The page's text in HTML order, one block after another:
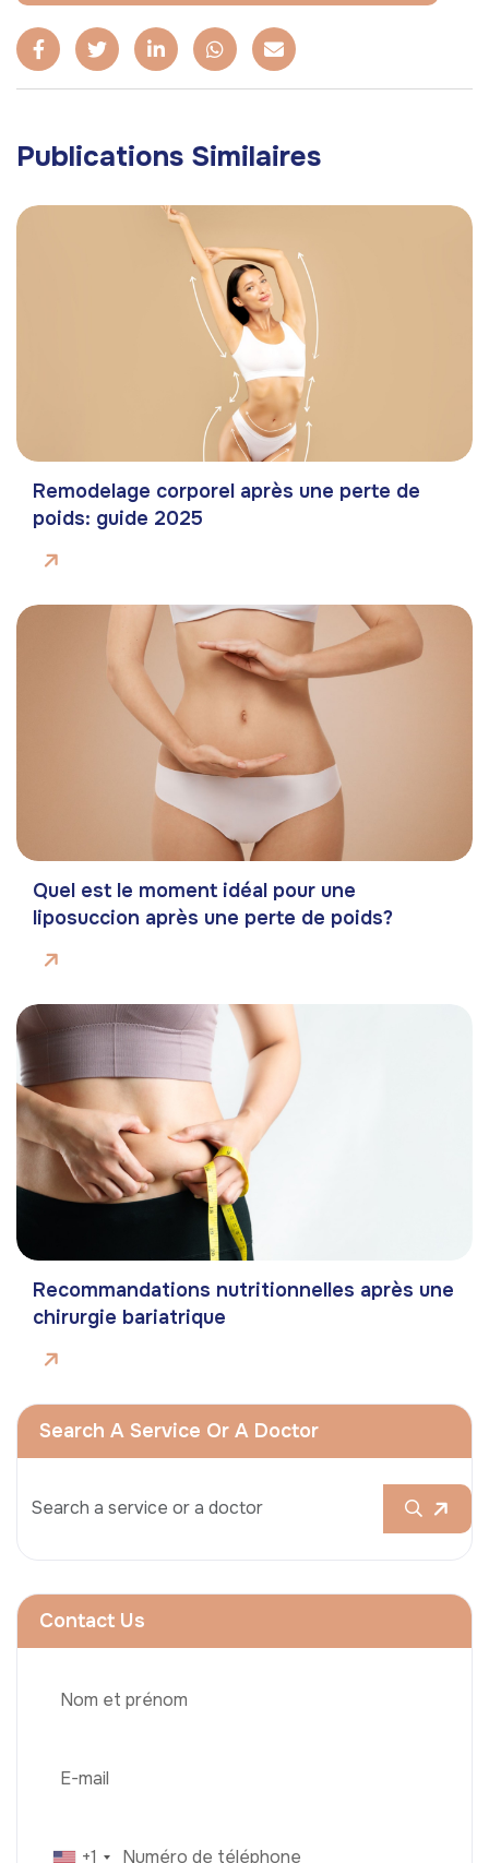
Publications Similaires
Remodelage corporel après une perte de
poids: guide 2025
Quel est le moment idéal pour une
liposuccion après une perte de poids?
Recommandations nutritionnelles après une
chirurgie bariatrique
Search A Service Or A Doctor
Contact Us
+1